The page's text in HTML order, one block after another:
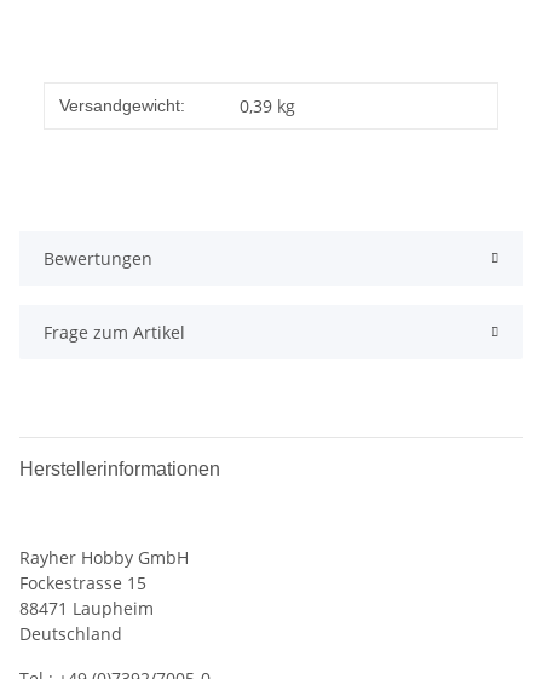
Versandgewicht: 0,39 kg
Bewertungen
Frage zum Artikel
Herstellerinformationen
Rayher Hobby GmbH
Fockestrasse 15
88471 Laupheim
Deutschland